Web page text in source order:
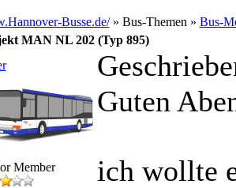
Busse.de/» Bus-Themen » Bus-
MAN NL 202 (Typ 895)
Member
Guten
ich wollte